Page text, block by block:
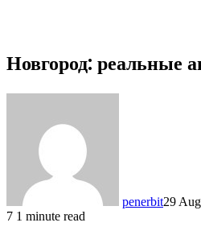
Новгород: реальные
penerbit29
7 1 minute read